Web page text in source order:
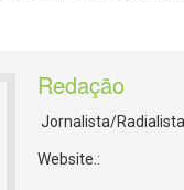
Redação
Jornalista/Radialista
Website.: